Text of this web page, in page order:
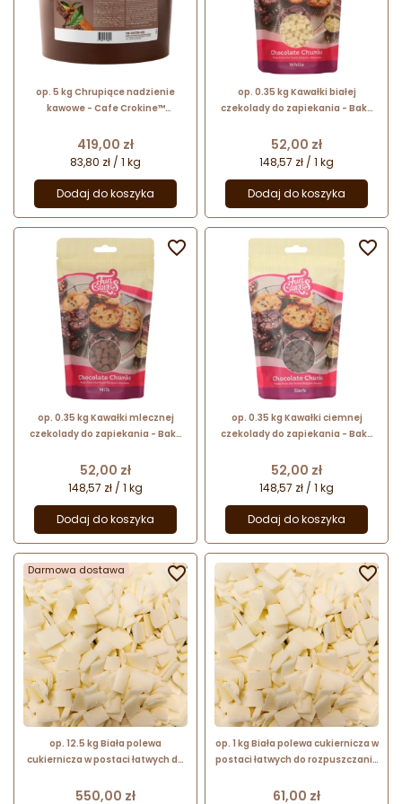
op. 5 kg Chrupiące nadzienie
kawowe - Cafe Crokine™
656
Cena
419,00 zł
83,80 zł / 1 kg
Dodaj do koszyka
op. 0.35 kg Kawałki białej
czekolady do zapiekania - Bake
nr. kat. F30145 Fun Cakes
Cena
52,00 zł
148,57 zł / 1 kg
Dodaj do koszyka
op. 0.35 kg Kawałki mlecznej
czekolady do zapiekania - Bake
nr. kat. F30140 Fun Cakes
Cena
52,00 zł
148,57 zł / 1 kg
Dodaj do koszyka

op. 0.35 kg Kawałki ciemnej
czekolady do zapiekania - Bake
nr. kat. F30135 Fun Cakes
Cena
52,00 zł
148,57 zł / 1 kg
Dodaj do koszyka

Darmowa dostawa
op. 12.5 kg Biała polewa
cukiernicza w postaci łatwych do
Temp White - Bakels Bakery
Cena
550,00 zł

op. 1 kg Biała polewa cukiernicza w
postaci łatwych do rozpuszczania
Bakels Bakery Ingredients
Cena
61,00 zł
